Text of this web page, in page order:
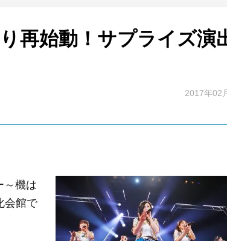
再始動！サプライズ演
2017年02
～機は
会館で